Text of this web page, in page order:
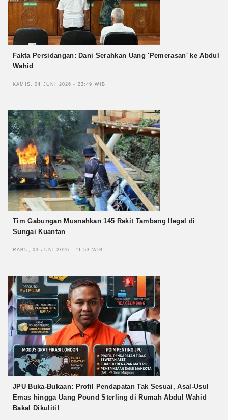
Fakta Persidangan: Dani Serahkan Uang 'Pemerasan' ke Abdul
Wahid
KAMIS, 04 JUNI 2026 - 23:49 WIB
Tim Gabungan Musnahkan 145 Rakit Tambang Ilegal di
Sungai Kuantan
RABU, 03 JUNI 2026 - 11:53 WIB
JPU Buka-Bukaan: Profil Pendapatan Tak Sesuai, Asal-Usul
Emas hingga Uang Pound Sterling di Rumah Abdul Wahid
Bakal Dikuliti!